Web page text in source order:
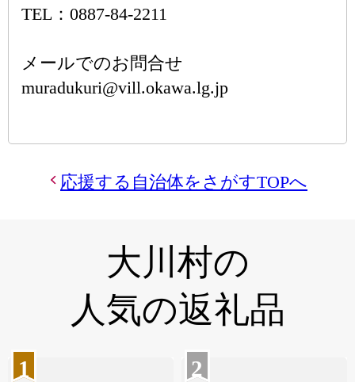
TEL：0887-84-2211
メールでのお問合せ
muradukuri@vill.okawa.lg.jp
応援する自治体をさがすTOPへ
大川村の
人気の返礼品
1 2